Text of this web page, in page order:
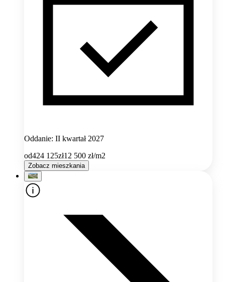
Oddanie: II kwartał 2027
od424 125zł12 500 zł/m2
Zobacz mieszkania